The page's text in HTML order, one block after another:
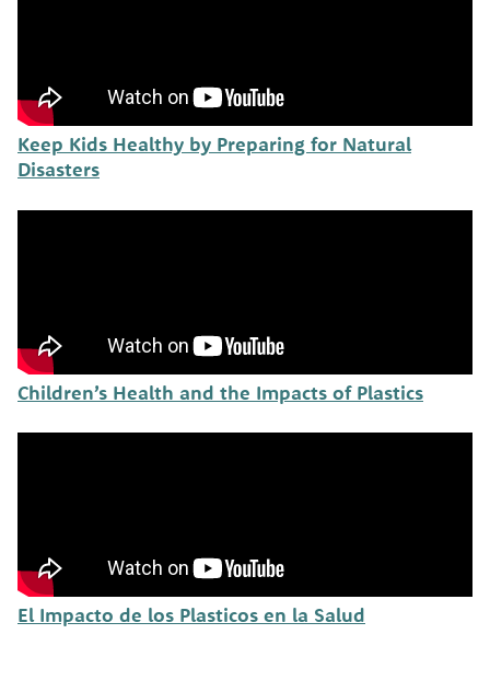
Keep Kids Healthy by Preparing for Natural
Disasters
Children’s Health and the Impacts of Plastics
El Impacto de los Plasticos en la Salud